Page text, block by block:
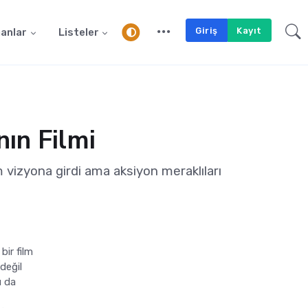
Listeler Giriş Kayıt
Filmi
girdi ama aksiyon meraklıları
film
da